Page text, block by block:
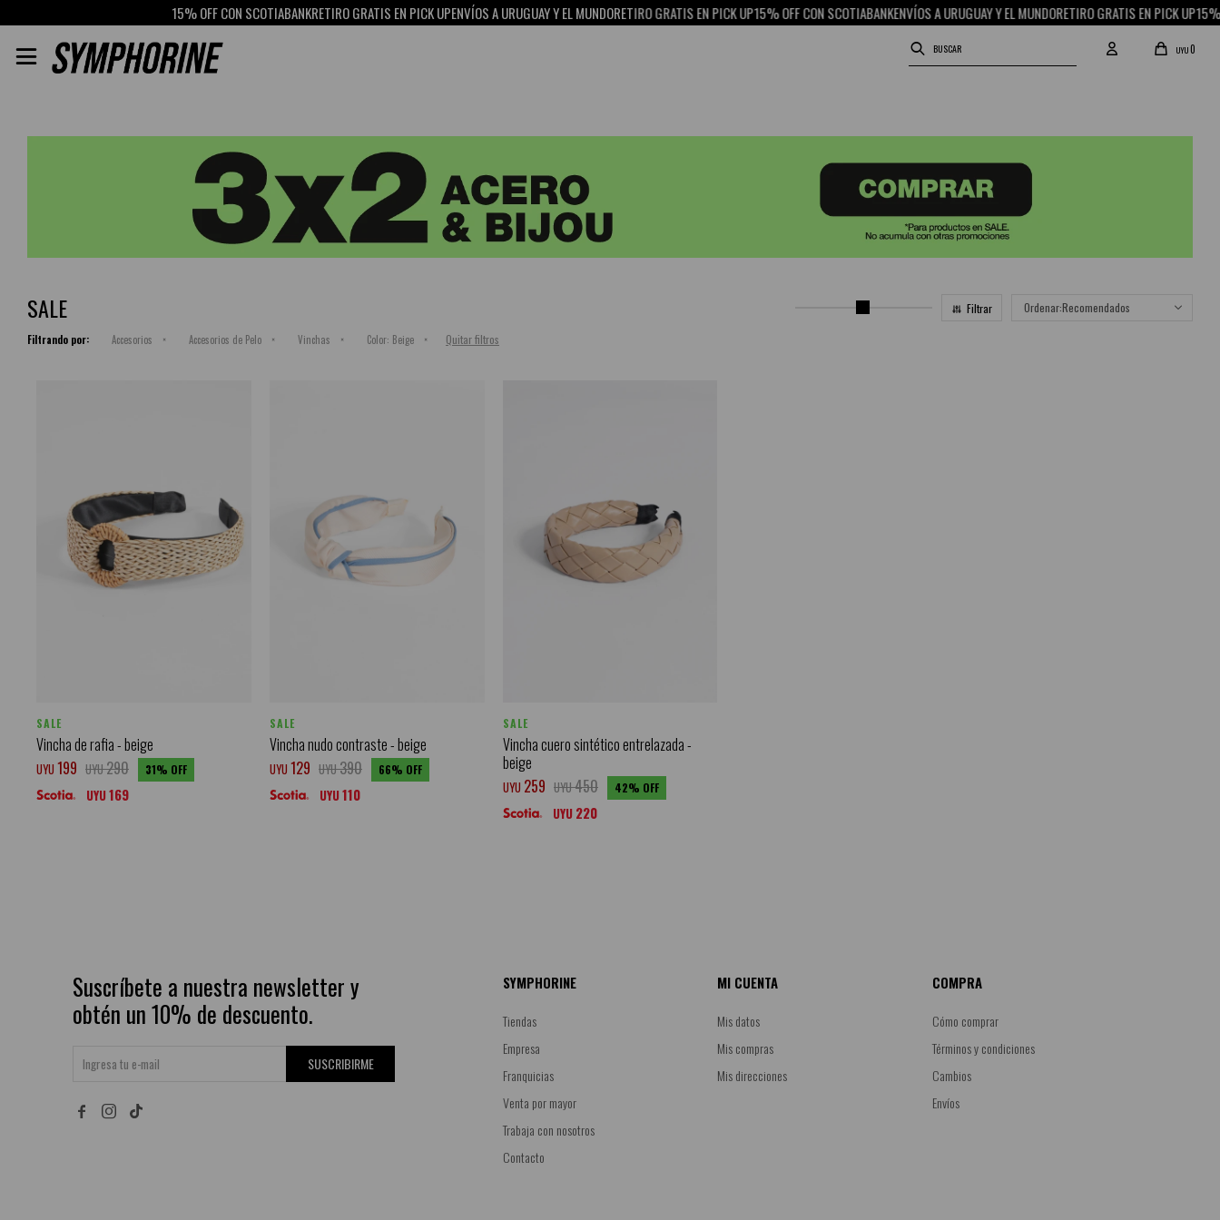
15% OFF CON SCOTIABANKRETIRO GRATIS EN PICK UPENVÍOS A URUGUAY Y EL MUNDORETIRO GRATIS EN PICK UP15% OFF CON SCOTIABANKENVÍOS A URUGUAY Y EL MUNDORETIRO GRATIS EN PICK UP15%
UYU0

SALE Recomendados
Filtrando por: Accesorios Accesorios de Pelo Vinchas Color: Beige Quitar filtros
SALE
Vincha de rafia - beige
UYU 199 UYU290 31
UYU169
SALE
Vincha nudo contraste - beige
UYU 129 UYU390 66
UYU110
SALE
Vincha cuero sintético entrelazada -
beige
UYU 259 UYU450 42
UYU 220
Suscríbete a nuestra newsletter y
obtén un 10% de descuento.
SUSCRIBIRME
 
SYMPHORINE
Tiendas
Empresa
Franquicias
Venta por mayor
Trabaja con nosotros
Contacto
MI CUENTA
Mis datos
Mis compras
Mis direcciones
COMPRA
Cómo comprar
Términos y condiciones
Cambios
Envíos